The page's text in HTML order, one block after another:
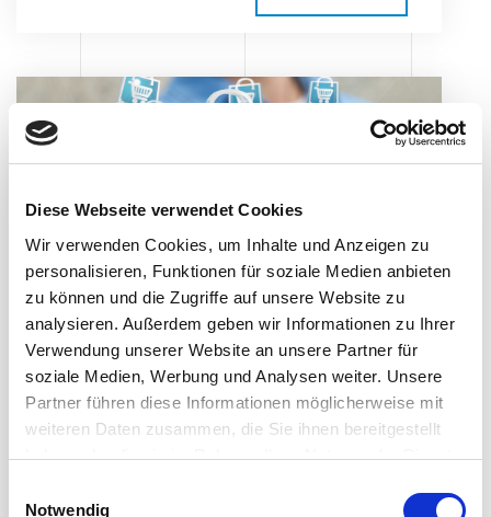
Diese Webseite verwendet Cookies
Wir verwenden Cookies, um Inhalte und Anzeigen zu
personalisieren, Funktionen für soziale Medien anbieten
zu können und die Zugriffe auf unsere Website zu
analysieren. Außerdem geben wir Informationen zu Ihrer
Verwendung unserer Website an unsere Partner für
soziale Medien, Werbung und Analysen weiter. Unsere
Partner führen diese Informationen möglicherweise mit
weiteren Daten zusammen, die Sie ihnen bereitgestellt
haben oder die sie im Rahmen Ihrer Nutzung der Dienste
Notwendig
E-Commerce:
Entwicklung und
Marktaussichten
Der E-Commerce-Markt hat in den
letzten Jahren neue Höhen erreicht und
angekurbelt. Lösungen und Chancen.